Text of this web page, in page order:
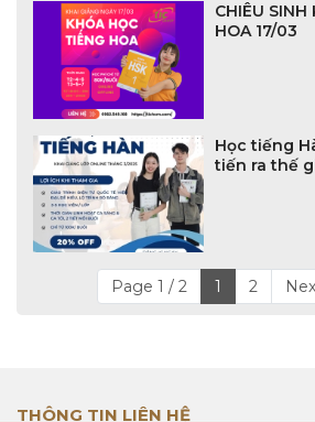
CHIÊU SINH
HOA 17/03
Học tiếng
tiến ra thế
Page 1 / 2 1 2
THÔNG TIN LIÊN HỆ